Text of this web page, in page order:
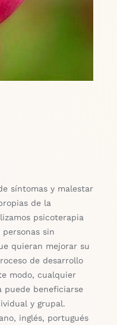
síntomas y malestar
de la
psicoterapia
sin
quieran mejorar su
de desarrollo
modo, cualquier
puede beneficiarse
y grupal.
inglés, portugués